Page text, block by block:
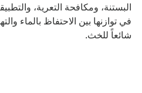
البستنة، ومكافحة التعرية،
في توازنها بين الاحتفاظ بالماء
شائعاً للخث.